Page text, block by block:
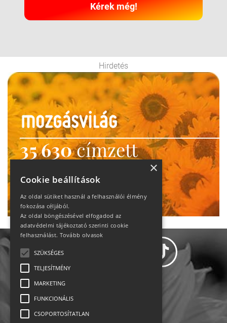
Kérek még!
Hirdetés
35 630címzett
heti motiváció
Ne maradj le!
Állásajánlatok
×
Cookie beállítások
Az oldal sütiket használ a felhasználói élmény
fokozása céljából.
Az oldal böngészésével elfogadod az
adatvédelmi tájékoztató szerinti cookie
felhasználást. Tovább olvasok
SZÜKSÉGES
TELJESÍTMÉNY
MARKETING
FUNKCIONÁLIS
CSOPORTOSÍTATLAN